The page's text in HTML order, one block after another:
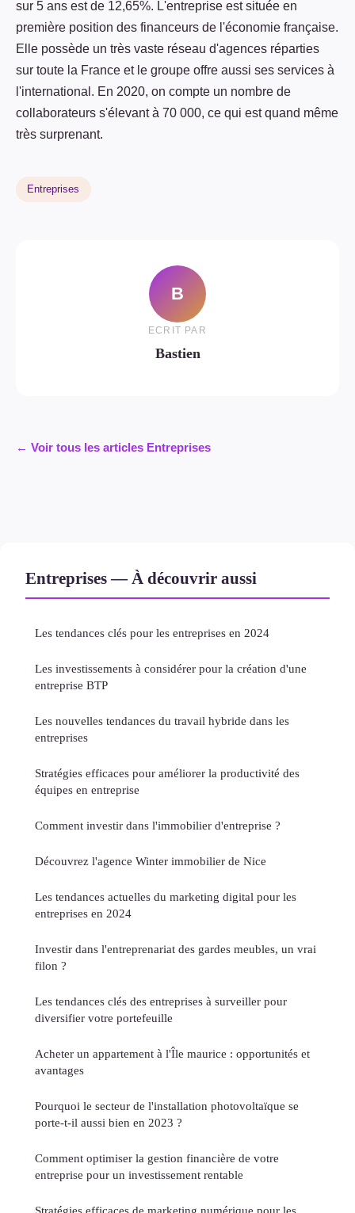
sur 5 ans est de 12,65%. L'entreprise est située en
première position des financeurs de l'économie française.
Elle possède un très vaste réseau d'agences réparties
sur toute la France et le groupe offre aussi ses services à
l'international. En 2020, on compte un nombre de
collaborateurs s'élevant à 70 000, ce qui est quand même
très surprenant.
Entreprises
B
ECRIT PAR
Bastien
← Voir tous les articles Entreprises
Entreprises — À découvrir aussi
Les tendances clés pour les entreprises en 2024
Les investissements à considérer pour la création d'une
entreprise BTP
Les nouvelles tendances du travail hybride dans les
entreprises
Stratégies efficaces pour améliorer la productivité des
équipes en entreprise
Comment investir dans l'immobilier d'entreprise ?
Découvrez l'agence Winter immobilier de Nice
Les tendances actuelles du marketing digital pour les
entreprises en 2024
Investir dans l'entreprenariat des gardes meubles, un vrai
filon ?
Les tendances clés des entreprises à surveiller pour
diversifier votre portefeuille
Acheter un appartement à l'Île maurice : opportunités et
avantages
Pourquoi le secteur de l'installation photovoltaïque se
porte-t-il aussi bien en 2023 ?
Comment optimiser la gestion financière de votre
entreprise pour un investissement rentable